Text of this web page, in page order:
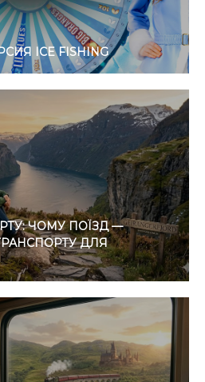
ICE FISHING
ЧОМУ ПОЇЗД —
ДЛЯ